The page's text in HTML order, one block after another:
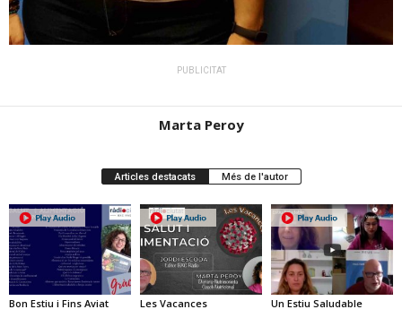
PUBLICITAT
Marta Peroy
Articles destacats Més de l'autor
Bon Estiu i Fins Aviat Les Vacances Un Estiu Saludable